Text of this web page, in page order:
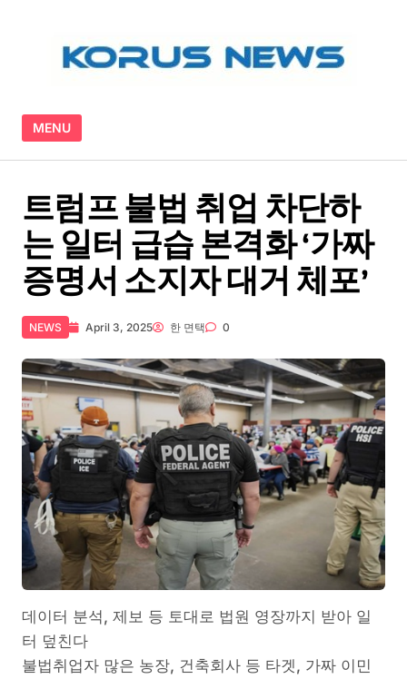
MENU
트럼프 불법 취업 차단하
는 일터 급습 본격화 ‘가짜
증명서 소지자 대거 체포’
NEWS April 3, 2025 한 면택 0
데이터 분석, 제보 등 토대로 법원 영장까지 받아 일
터 덮친다
불법취업자 많은 농장, 건축회사 등 타겟, 가짜 이민